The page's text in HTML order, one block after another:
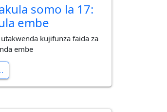
somo la 17:
embe
kujifunza faida za
embe